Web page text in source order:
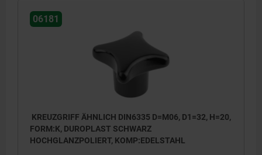
06181
KREUZGRIFF ÄHNLICH DIN6335 D=M06, D1=32, H=20,
FORM:K, DUROPLAST SCHWARZ
HOCHGLANZPOLIERT, KOMP:EDELSTAHL